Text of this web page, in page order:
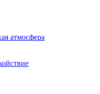
атмосфера